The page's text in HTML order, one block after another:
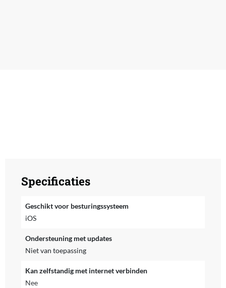
Specificaties
Geschikt voor besturingssysteem
iOS
Ondersteuning met updates
Niet van toepassing
Kan zelfstandig met internet verbinden
Nee